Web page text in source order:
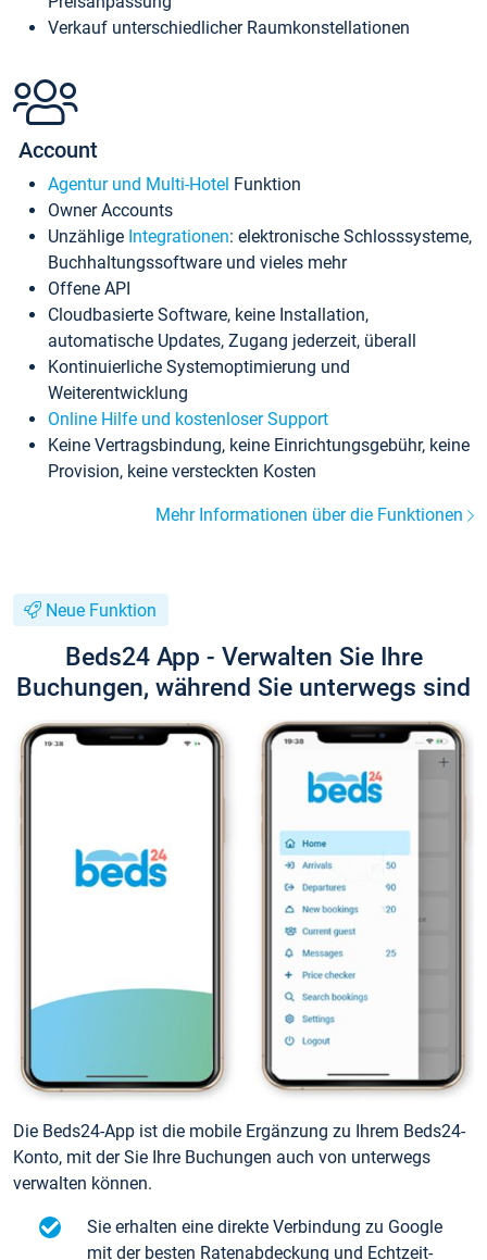
Verkauf unterschiedlicher Raumkonstellationen
Account
Agentur und Multi-Hotel Funktion
Owner Accounts
Unzählige Integrationen: elektronische Schlosssysteme,
Buchhaltungssoftware und vieles mehr
Offene API
Cloudbasierte Software, keine Installation,
automatische Updates, Zugang jederzeit, überall
Kontinuierliche Systemoptimierung und
Weiterentwicklung
Online Hilfe und kostenloser Support
Keine Vertragsbindung, keine Einrichtungsgebühr, keine
Provision, keine versteckten Kosten
Mehr Informationen über die Funktionen
Neue Funktion
Beds24 App - Verwalten Sie Ihre
Buchungen, während Sie unterwegs sind
Die Beds24-App ist die mobile Ergänzung zu Ihrem Beds24-
Konto, mit der Sie Ihre Buchungen auch von unterwegs
verwalten können.
Sie erhalten eine direkte Verbindung zu Google
mit der besten Ratenabdeckung und Echtzeit-